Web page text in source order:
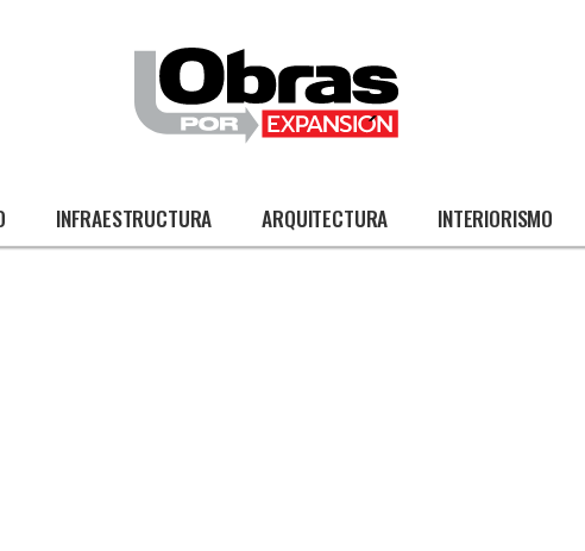
INFRAESTRUCTURA ARQUITECTURA INTERIORISMO